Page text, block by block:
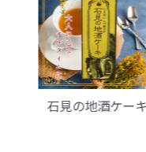
石見の地酒ケーキ